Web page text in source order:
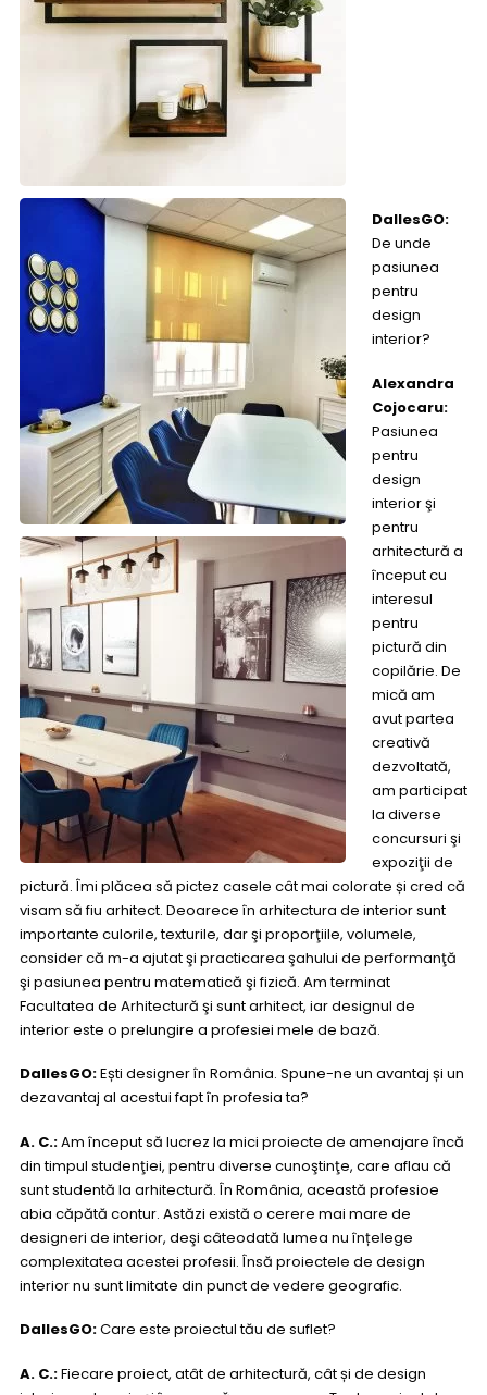
DallesGO:
De unde
pasiunea
pentru
design
interior?
Alexandra
Cojocaru:
Pasiunea
pentru
design
interior şi
pentru
arhitectură a
început cu
interesul
pentru
pictură din
copilărie. De
mică am
avut partea
creativă
dezvoltată,
am participat
la diverse
concursuri şi
expoziţii de
pictură. Îmi plăcea să pictez casele cât mai colorate și cred că
visam să fiu arhitect. Deoarece în arhitectura de interior sunt
importante culorile, texturile, dar şi proporţiile, volumele,
consider că m-a ajutat şi practicarea şahului de performanţă
şi pasiunea pentru matematică şi fizică. Am terminat
Facultatea de Arhitectură şi sunt arhitect, iar designul de
interior este o prelungire a profesiei mele de bază.
DallesGO:Ești designer în România. Spune-ne un avantaj și un
dezavantaj al acestui fapt în profesia ta?
A. C.:Am început să lucrez la mici proiecte de amenajare încă
din timpul studenţiei, pentru diverse cunoştinţe, care aflau că
sunt studentă la arhitectură. În România, această profesioe
abia căpătă contur. Astăzi există o cerere mai mare de
designeri de interior, deşi câteodată lumea nu înțelege
complexitatea acestei profesii. Însă proiectele de design
interior nu sunt limitate din punct de vedere geografic.
DallesGO:Care este proiectul tău de suflet?
A. C.:Fiecare proiect, atât de arhitectură, cât și de design